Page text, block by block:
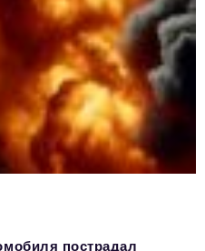
пострадал